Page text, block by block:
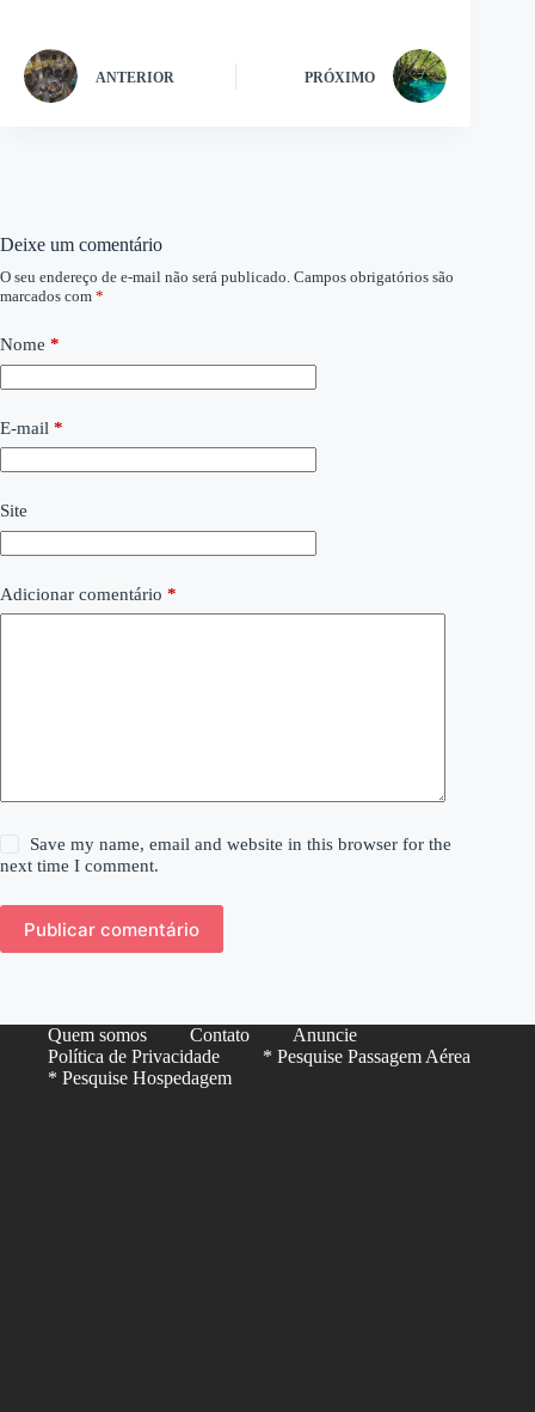
ANTERIOR PRÓXIMO
Deixe um comentário
O seu endereço de e-mail não será publicado. Campos obrigatórios são
marcados com *
Nome *
E-mail *
Site
Adicionar comentário *
Save my name, email and website in this browser for the
next time I comment.
Publicar comentário
Quem somos Contato
Anuncie
Política de Privacidade
* Pesquise Passagem Aérea
* Pesquise Hospedagem